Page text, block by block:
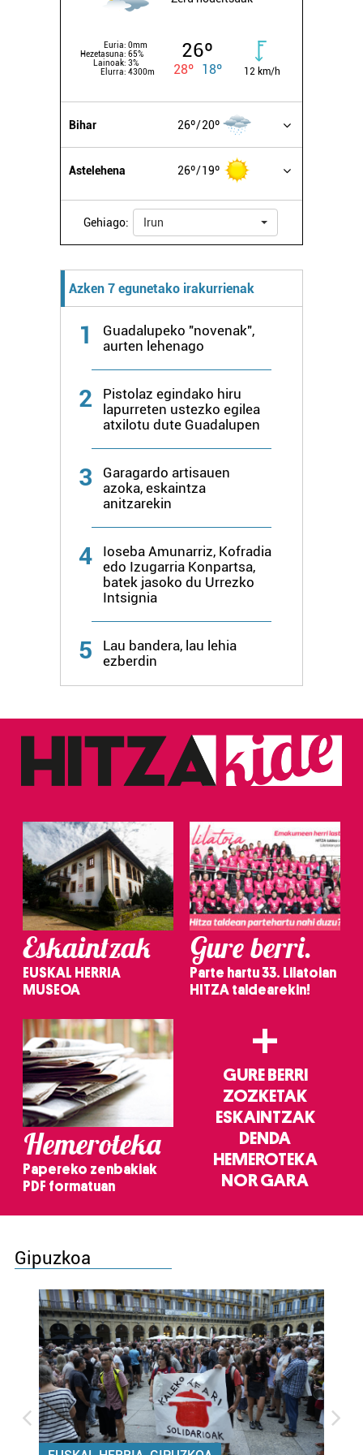
Euria: 0mm
Hezetasuna: 65%
Lainoak: 3%
Elurra: 4300m
26º
28º 18º 12 km/h
Bihar 26º 20º
Astelehena 26º 19º
Gehiago: Irun
Azken 7 egunetako irakurrienak
1
Guadalupeko "novenak",
aurten lehenago
2
Pistolaz egindako hiru
lapurreten ustezko egilea
atxilotu dute Guadalupen
3
Garagardo artisauen
azoka, eskaintza
anitzarekin
4
Ioseba Amunarriz, Kofradia
edo Izugarria Konpartsa,
batek jasoko du Urrezko
Intsignia
5
Lau bandera, lau lehia
ezberdin
Eskaintzak
EUSKAL HERRIA
MUSEOA
Gure berri.
Parte hartu 33. Lilatoian
HITZA taldearekin!
Hemeroteka
Papereko zenbakiak
PDF formatuan
+
GURE BERRI
ZOZKETAK
ESKAINTZAK
DENDA
HEMEROTEKA
NOR GARA
Gipuzkoa